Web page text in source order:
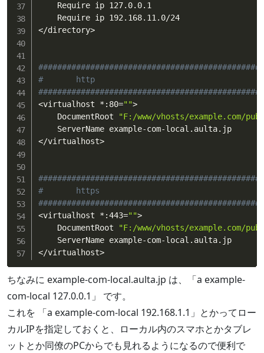
    Require ip 127.0.0.1
</directory>
#       http
<virtualhost *:80="">
    DocumentRoot
"F:/www/vhosts/example.com/
</virtualhost>
#       https
<virtualhost *:443="">
    DocumentRoot
"F:/www/vhosts/example.com/
</virtualhost>
ちなみに example-com-local.aulta.jp は、「a example-
com-local 127.0.0.1」 です。
これを 「a example-com-local 192.168.1.1」とかってロー
カルIPを指定しておくと、ローカル内のスマホとかタブレ
ットとか同僚のPCからでも見れるようになるので便利で